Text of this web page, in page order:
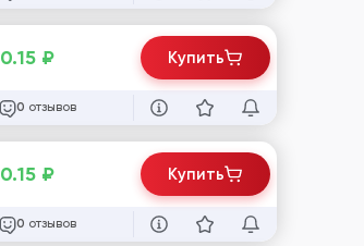
0.15 ₽
0 отзывов
Купить
0.15 ₽
0 отзывов
Купить